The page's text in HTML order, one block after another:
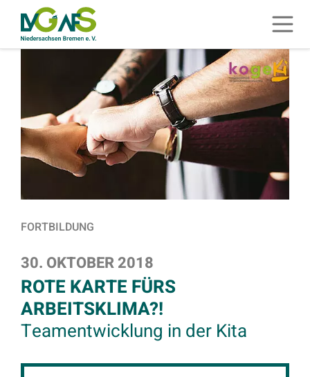
ZUM HAUPTINHALT SPRINGEN
ZUR SUCHE SPRINGEN
FORTBILDUNG
30. OKTOBER 2018
ROTE KARTE FÜRS
ARBEITSKLIMA?!
Teamentwicklung in der Kita